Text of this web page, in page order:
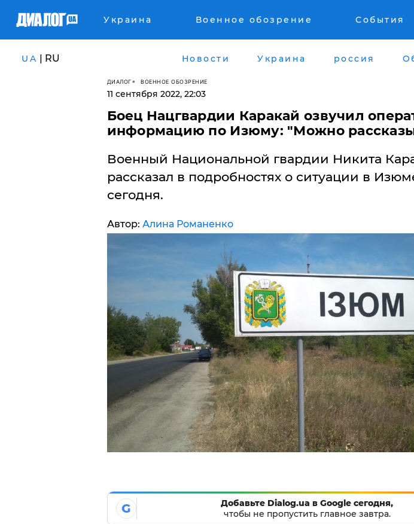
Украина Военное обозрение События
UA | RU Новости Украина россия
ДИАЛОГ ВОЕННОЕ ОБОЗРЕНИЕ
11 сентября 2022, 22:03
Боец Нацгвардии Каракай озвучил
информацию по Изюму: "Можно
Военный Национальной гвардии Никита
рассказал в подробностях о ситуации в
сегодня.
Автор: Алина Романенко
G
Добавьте Dialog.ua в Google сегодня,
чтобы не пропустить главное завтра.